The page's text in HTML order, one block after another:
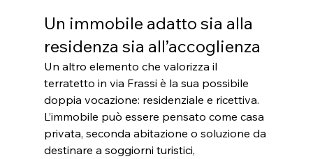
Un immobile adatto sia alla
residenza sia all’accoglienza
Un altro elemento che valorizza il
terratetto in via Frassi è la sua possibile
doppia vocazione: residenziale e ricettiva.
L’immobile può essere pensato come casa
privata, seconda abitazione o soluzione da
destinare a soggiorni turistici,